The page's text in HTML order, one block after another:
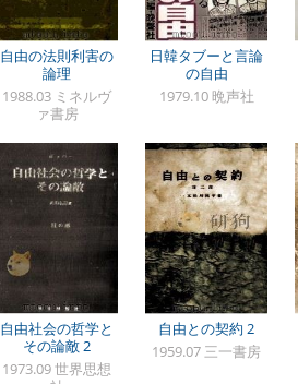
自由の法則利害の
論理
1988.03 ミネルヴ
ァ書房
日韓タブーと言論
の自由
1979.10 晩声社
自由社会の哲学と
その論敵 2
1973.09 世界思想
自由との契約 2
1959.07 三一書房